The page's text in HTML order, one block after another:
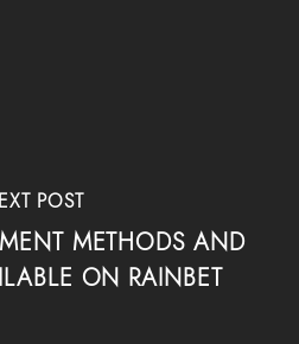
POST
METHODS AND
ON RAINBET